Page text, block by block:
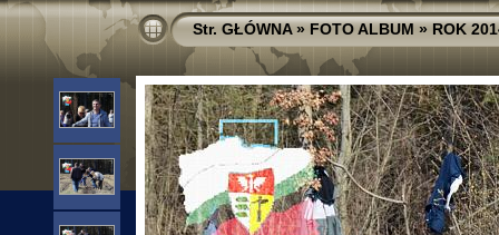
Str. GŁÓWNA»FOTO ALBUM»ROK